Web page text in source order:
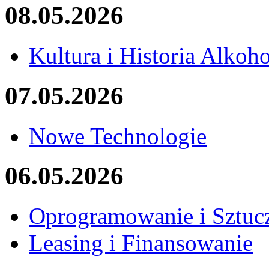
08.05.2026
Kultura i Historia
07.05.2026
Nowe Technologie
06.05.2026
Oprogramowanie i
Leasing i Finansowanie